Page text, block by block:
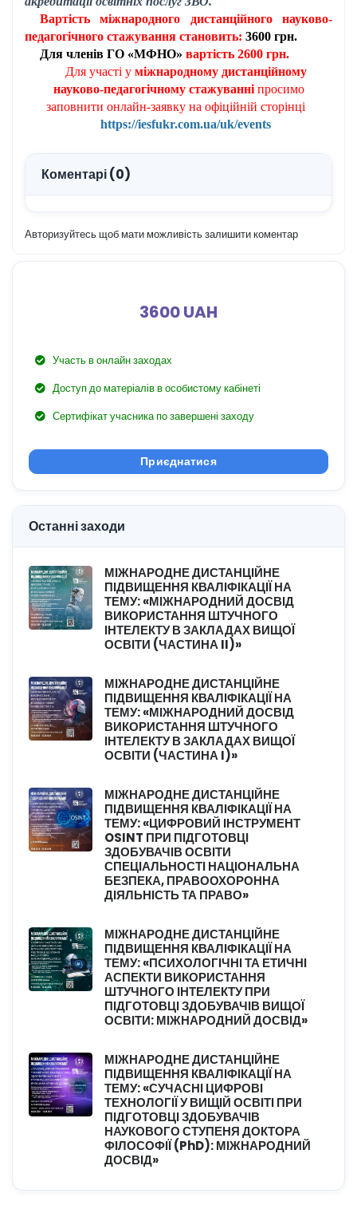
Вартість
міжнародного дистанційного науково-
педагогічного стажування становить: 3600 грн.
Для членів ГО «МФНО» вартість 2600 грн.
Для участі у міжнародному дистанційному
науково-педагогічному стажуванні просимо
заповнити онлайн-заявку на офіційній сторінці
https://iesfukr.com.ua/uk/events
Коментарі (0)
Авторизуйтесь щоб мати можливість залишити коментар
3600 UAH
Участь в онлайн заходах
Доступ до матеріалів в особистому кабінеті
Сертифікат учасника по завершені заходу
Приєднатися
Останні заходи
МІЖНАРОДНЕ ДИСТАНЦІЙНЕ
ПІДВИЩЕННЯ КВАЛІФІКАЦІЇ НА
ТЕМУ: «МІЖНАРОДНИЙ ДОСВІД
ВИКОРИСТАННЯ ШТУЧНОГО
ІНТЕЛЕКТУ В ЗАКЛАДАХ ВИЩОЇ
ОСВІТИ (ЧАСТИНА II)»
МІЖНАРОДНЕ ДИСТАНЦІЙНЕ
ПІДВИЩЕННЯ КВАЛІФІКАЦІЇ НА
ТЕМУ: «МІЖНАРОДНИЙ ДОСВІД
ВИКОРИСТАННЯ ШТУЧНОГО
ІНТЕЛЕКТУ В ЗАКЛАДАХ ВИЩОЇ
ОСВІТИ (ЧАСТИНА I)»
МІЖНАРОДНЕ ДИСТАНЦІЙНЕ
ПІДВИЩЕННЯ КВАЛІФІКАЦІЇ НА
ТЕМУ: «ЦИФРОВИЙ ІНСТРУМЕНТ
OSINT ПРИ ПІДГОТОВЦІ
ЗДОБУВАЧІВ ОСВІТИ
СПЕЦІАЛЬНОСТІ НАЦІОНАЛЬНА
БЕЗПЕКА, ПРАВООХОРОННА
ДІЯЛЬНІСТЬ ТА ПРАВО»
МІЖНАРОДНЕ ДИСТАНЦІЙНЕ
ПІДВИЩЕННЯ КВАЛІФІКАЦІЇ НА
ТЕМУ: «ПСИХОЛОГІЧНІ ТА ЕТИЧНІ
АСПЕКТИ ВИКОРИСТАННЯ
ШТУЧНОГО ІНТЕЛЕКТУ ПРИ
ПІДГОТОВЦІ ЗДОБУВАЧІВ ВИЩОЇ
ОСВІТИ: МІЖНАРОДНИЙ ДОСВІД»
МІЖНАРОДНЕ ДИСТАНЦІЙНЕ
ПІДВИЩЕННЯ КВАЛІФІКАЦІЇ НА
ТЕМУ: «СУЧАСНІ ЦИФРОВІ
ТЕХНОЛОГІЇ У ВИЩІЙ ОСВІТІ ПРИ
ПІДГОТОВЦІ ЗДОБУВАЧІВ
НАУКОВОГО СТУПЕНЯ ДОКТОРА
ФІЛОСОФІЇ (PhD): МІЖНАРОДНИЙ
ДОСВІД»